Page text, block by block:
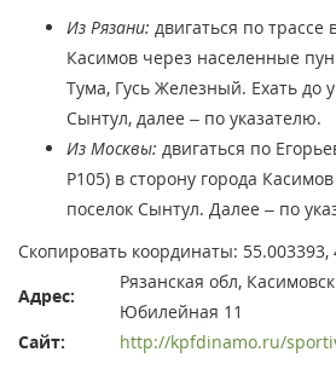
Из Рязани: двигаться по трассе
Касимов через населенные
Тума, Гусь Железный. Ехать до
Сынтул, далее – по указателю.
Из Москвы: двигаться по
Р105) в сторону города
поселок Сынтул. Далее – по
Скопировать координаты: 55.003393,
Адрес:
Рязанская обл,
Юбилейная 11
Сайт:
http://kpfdinamo.ru/